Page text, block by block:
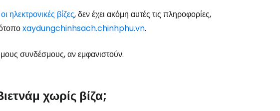
οι ηλεκτρονικές βίζες, δεν έχει ακόμη αυτές τις πληροφορίες,
xaydungchinhsach.chinhphu.vn.
συνδέσμους, αν εμφανιστούν.
χωρίς βίζα;